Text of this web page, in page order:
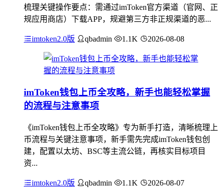
梳理关键操作要点：需通过imToken官方渠道（官网、正
规应用商店）下载APP，规避第三方非正规渠道的恶...
imtoken2.0版 qbadmin 1.1K 2026-08-08
imToken钱包上币全攻略，新手也能轻松掌握
的流程与注意事项
《imToken钱包上币全攻略》专为新手打造，清晰梳理上
币流程与关键注意事项，新手需先完成imToken钱包创
建，配置以太坊、BSC等主流公链，再核实目标项目
资...
imtoken2.0版 qbadmin 1.1K 2026-08-07